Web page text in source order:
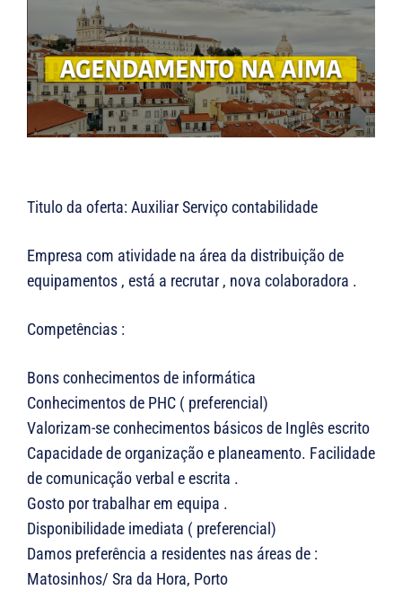
Titulo da oferta: Auxiliar Serviço contabilidade
Empresa com atividade na área da distribuição de
equipamentos , está a recrutar , nova colaboradora .
Competências :
Bons conhecimentos de informática
Conhecimentos de PHC ( preferencial)
Valorizam-se conhecimentos básicos de Inglês escrito
Capacidade de organização e planeamento. Facilidade
de comunicação verbal e escrita .
Gosto por trabalhar em equipa .
Disponibilidade imediata ( preferencial)
Damos preferência a residentes nas áreas de :
Matosinhos/ Sra da Hora, Porto